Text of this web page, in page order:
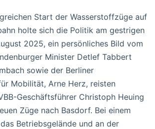
Start der Wasserstoffzüge auf
holte sich die Politik am gestrigen
2025, ein persönliches Bild vom
Minister Detlef Tabbert
sowie der Berliner
Mobilität, Arne Herz, reisten
Geschäftsführer Christoph Heuing
Züge nach Basdorf. Bei einem
Betriebsgelände und an der